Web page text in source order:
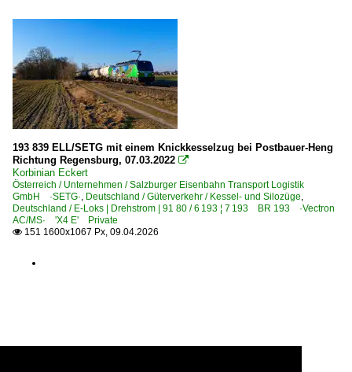
Sonstiges
Private EVUs
Strecken
Lokalbahn Salzburg – Lamprechtshausen
Strecke (Lindau-Insel–) Bregenz – Bludenz
Strecke (Maribor–) Bleiburg – Villach – Weitlanbrunn (–
Strecke Bruck/Mur – Radkersburg ·Murtal·
Strecke Gloggnitz – Mürzzuschlag ·Semmeringbahn·
Strecke Linz – Rohr-Bad Hall – Selzthal ·Pyhrnbahn·
193 839 ELL/SETG mit einem Knickkesselzug bei Postbauer-Heng
Richtung Regensburg, 07.03.2022 
Korbinian Eckert
Österreich / Unternehmen / Salzburger Eisenbahn Transport Logistik
GmbH ·SETG·, Deutschland / Güterverkehr / Kessel- und Silozüge,
Deutschland / E-Loks | Drehstrom | 91 80 / 6 193 ¦ 7 193 BR 193 ·Vectron
AC/MS· 'X4 E' Private
 151 1600x1067 Px, 09.04.2026